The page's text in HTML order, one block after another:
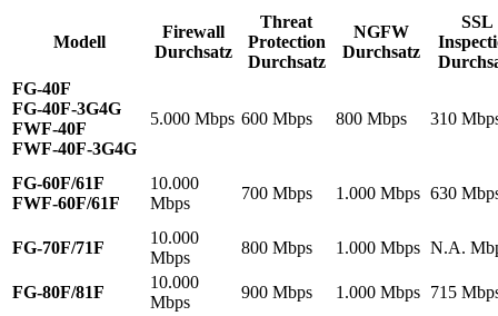
Modell
Firewall
Durchsatz
Threat
Protection
Durchsatz
NGFW
Durchsatz
SSL
FG-40F
FG-40F-3G4G
FWF-40F
FWF-40F-3G4G
5.000 Mbps 600 Mbps 800 Mbps 310
FG-60F/61F
FWF-60F/61F
10.000
Mbps
700 Mbps 1.000 Mbps 630
FG-70F/71F
10.000
Mbps
800 Mbps 1.000 Mbps N.A.
FG-80F/81F
10.000
Mbps
900 Mbps 1.000 Mbps 715